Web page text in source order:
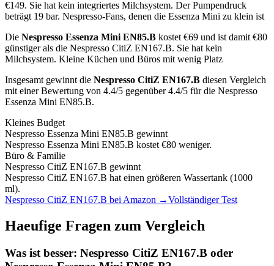
€149. Sie hat kein integriertes Milchsystem. Der Pumpendruck
beträgt 19 bar. Nespresso-Fans, denen die Essenza Mini zu klein ist
Die Nespresso Essenza Mini EN85.B kostet €69 und ist damit €80
günstiger als die Nespresso CitiZ EN167.B. Sie hat kein
Milchsystem. Kleine Küchen und Büros mit wenig Platz
Insgesamt gewinnt die Nespresso CitiZ EN167.B diesen Vergleich
mit einer Bewertung von 4.4/5 gegenüber4.4/5 für die Nespresso
Essenza Mini EN85.B.
Kleines Budget
Nespresso Essenza Mini EN85.B gewinnt
Nespresso Essenza Mini EN85.B kostet €80 weniger.
Büro & Familie
Nespresso CitiZ EN167.B gewinnt
Nespresso CitiZ EN167.B hat einen größeren Wassertank (1000
ml).
Nespresso CitiZ EN167.B bei Amazon →Vollständiger Test
Haeufige Fragen zum Vergleich
Was ist besser: Nespresso CitiZ EN167.B oder